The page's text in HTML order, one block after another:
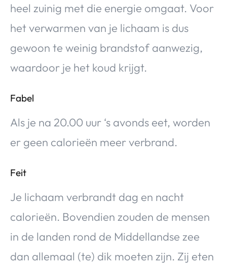
heel zuinig met die energie omgaat. Voor
het verwarmen van je lichaam is dus
gewoon te weinig brandstof aanwezig,
waardoor je het koud krijgt.
Fabel
Als je na 20.00 uur ‘s avonds eet, worden
er geen calorieën meer verbrand.
Feit
Je lichaam verbrandt dag en nacht
calorieën. Bovendien zouden de mensen
in de landen rond de Middellandse zee
dan allemaal (te) dik moeten zijn. Zij eten